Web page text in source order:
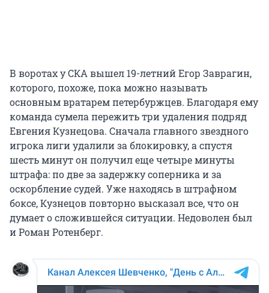
В воротах у СКА вышел 19-летний Егор Заврагин,
которого, похоже, пока можно называть
основным вратарем петербуржцев. Благодаря ему
команда сумела пережить три удаления подряд
Евгения Кузнецова. Сначала главного звездного
игрока лиги удалили за блокировку, а спустя
шесть минут он получил еще четыре минуты
штрафа: по две за задержку соперника и за
оскорбление судей. Уже находясь в штрафном
боксе, Кузнецов повторно высказал все, что он
думает о сложившейся ситуации. Недоволен был
и Роман Ротенберг.